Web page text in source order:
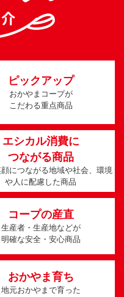
ピックアップ
おかやまコープが
こだわる重点商品
エシカル消費に
つながる商品
につながる地域や社会、環境
や人に配慮した商品
コープの産直
生産者・生産地などが
明確な安全・安心商品
おかやま育ち
地元おかやまで育った